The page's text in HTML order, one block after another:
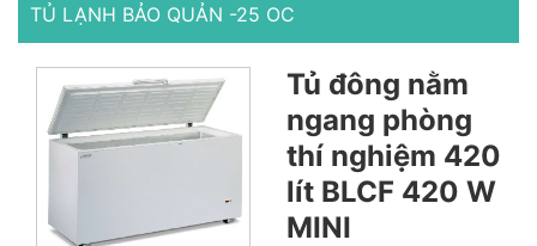
TỦ LẠNH BẢO QUẢN -25 OC
Tủ đông nằm
ngang phòng
thí nghiệm 420
lít BLCF 420 W
MINI